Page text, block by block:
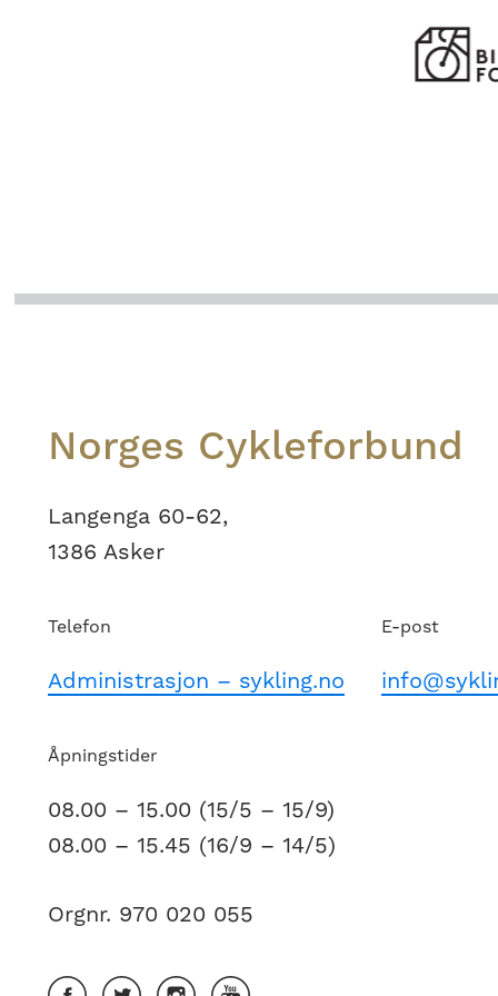
Norges Cykleforbund
Langenga 60-62,
1386 Asker
Telefon
Administrasjon – sykling.no
E-post
Åpningstider
08.00 – 15.00 (15/5 – 15/9)
08.00 – 15.45 (16/9 – 14/5)
Orgnr. 970 020 055